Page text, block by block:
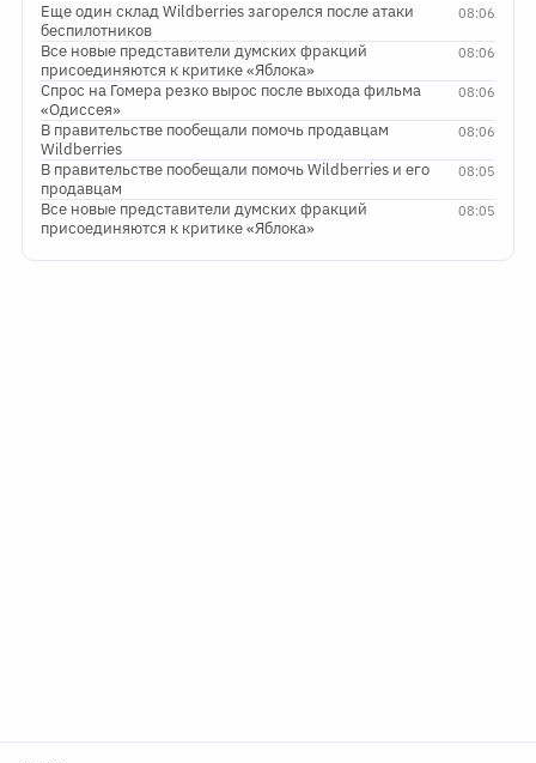
08:06
Еще один склад Wildberries загорелся после атаки
беспилотников
08:06
Все новые представители думских фракций
присоединяются к критике «Яблока»
08:06
Спрос на Гомера резко вырос после выхода фильма
«Одиссея»
08:06
В правительстве пообещали помочь продавцам
Wildberries
08:05
В правительстве пообещали помочь Wildberries и его
продавцам
08:05
Все новые представители думских фракций
присоединяются к критике «Яблока»